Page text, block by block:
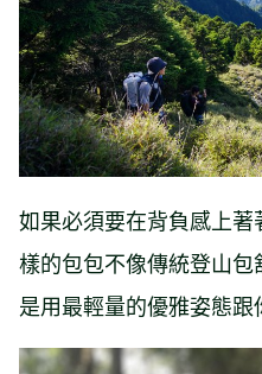
如果必須要在背負感上
樣的包包不像傳統登山
是用最輕量的優雅姿態跟